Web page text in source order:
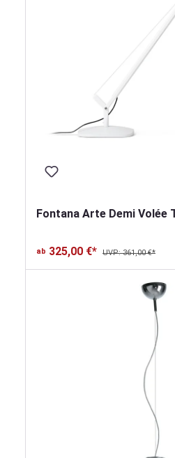
Fontana Arte Demi Volée
ab 325,00 €* UVP: 361,00 €*